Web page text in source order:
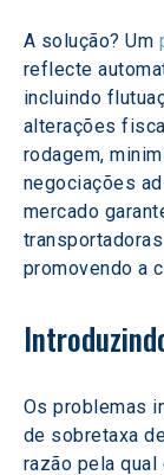
A solução? Um
reflecte
incluindo
alterações
rodagem,
negociações
mercado
promovendo a
Os problemas
de sobretaxa
razão pela